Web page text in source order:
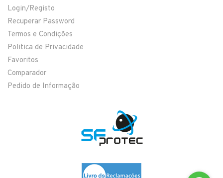
Login/Registo
Recuperar Password
Termos e Condições
Politica de Privacidade
Favoritos
Comparador
Pedido de Informação